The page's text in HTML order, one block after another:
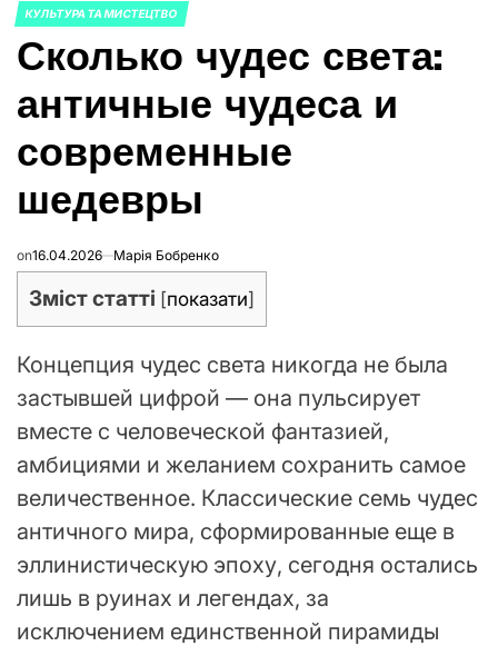
ОПУБЛИКОВАНО
В
КУЛЬТУРА ТА МИСТЕЦТВО
Сколько чудес света:
античные чудеса и
современные
шедевры
on16.04.2026 Марія Бобренко
Зміст статті [показати]
Концепция чудес света никогда не была
застывшей цифрой — она пульсирует
вместе с человеческой фантазией,
амбициями и желанием сохранить самое
величественное. Классические семь чудес
античного мира, сформированные еще в
эллинистическую эпоху, сегодня остались
лишь в руинах и легендах, за
исключением единственной пирамиды